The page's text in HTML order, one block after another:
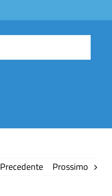
Precedente Prossimo